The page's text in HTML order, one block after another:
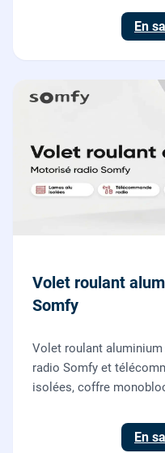
En
Volet roulant
Somfy
Volet roulant
radio Somfy et
isolées, coffre
En